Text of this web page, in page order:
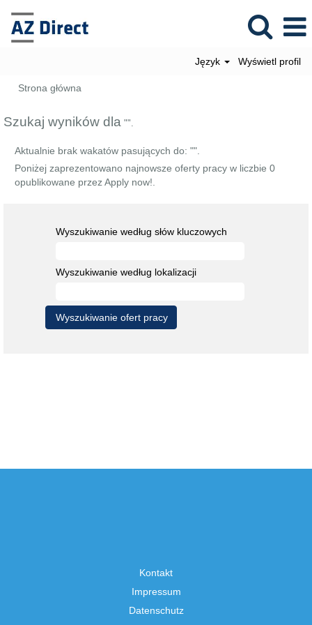
Język Wyświetl profil
Strona główna
Szukaj wyników dla "".
Aktualnie brak wakatów pasujących do: "".
Poniżej zaprezentowano najnowsze oferty pracy w liczbie 0
opublikowane przez Apply now!.
Wyszukiwanie według słów kluczowych
Wyszukiwanie według lokalizacji
Kontakt
Impressum
Datenschutz